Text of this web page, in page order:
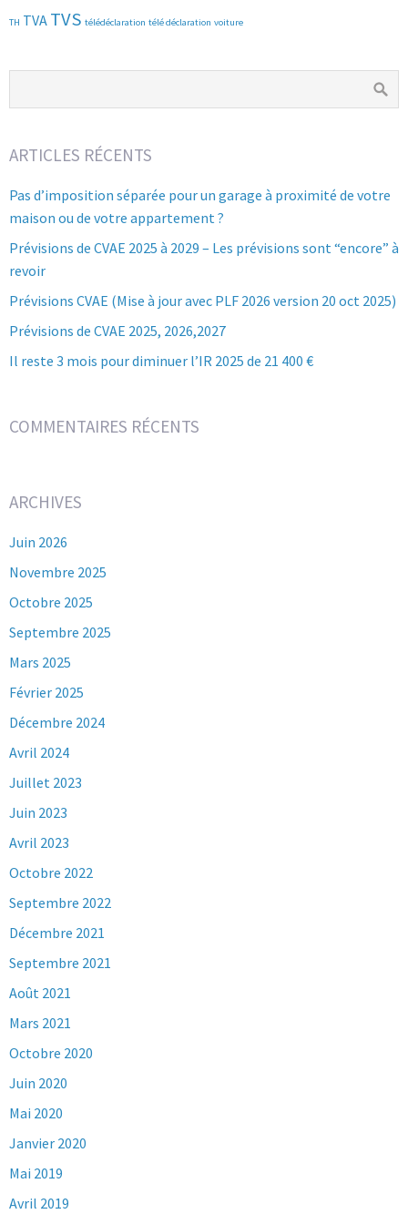
TH TVA TVS télédéclaration télé déclaration voiture
ARTICLES RÉCENTS
Pas d’imposition séparée pour un garage à proximité de votre
maison ou de votre appartement ?
Prévisions de CVAE 2025 à 2029 – Les prévisions sont “encore” à
revoir
Prévisions CVAE (Mise à jour avec PLF 2026 version 20 oct 2025)
Prévisions de CVAE 2025, 2026,2027
Il reste 3 mois pour diminuer l’IR 2025 de 21 400 €
COMMENTAIRES RÉCENTS
ARCHIVES
Juin 2026
Novembre 2025
Octobre 2025
Septembre 2025
Mars 2025
Février 2025
Décembre 2024
Avril 2024
Juillet 2023
Juin 2023
Avril 2023
Octobre 2022
Septembre 2022
Décembre 2021
Septembre 2021
Août 2021
Mars 2021
Octobre 2020
Juin 2020
Mai 2020
Janvier 2020
Mai 2019
Avril 2019